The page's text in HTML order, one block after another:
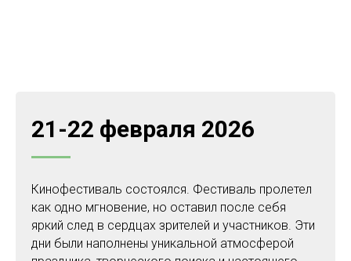
21-22 февраля 2026
Кинофестиваль состоялся. Фестиваль пролетел
как одно мгновение, но оставил после себя
яркий след в сердцах зрителей и участников. Эти
дни были наполнены уникальной атмосферой